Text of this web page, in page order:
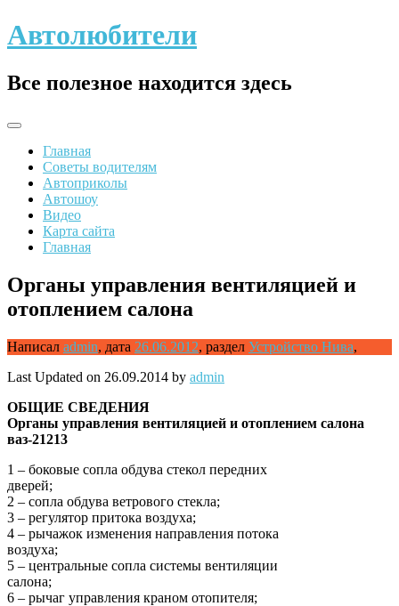
Skip
to
Автолюбители
Все полезное находится здесь
Главная
Советы водителям
Автоприколы
Автошоу
Видео
Карта сайта
Главная
Органы управления вентиляцией и
отоплением салона
Написал admin, дата 26.06.2012, раздел Устройство Нива,
Last Updated on 26.09.2014 by admin
ОБЩИЕ СВЕДЕНИЯ
Органы управления вентиляцией и отоплением салона
ваз-21213
1 – боковые сопла обдува стекол передних
дверей;
2 – сопла обдува ветрового стекла;
3 – регулятор притока воздуха;
4 – рычажок изменения направления потока
воздуха;
5 – центральные сопла системы вентиляции
салона;
6 – рычаг управления краном отопителя;